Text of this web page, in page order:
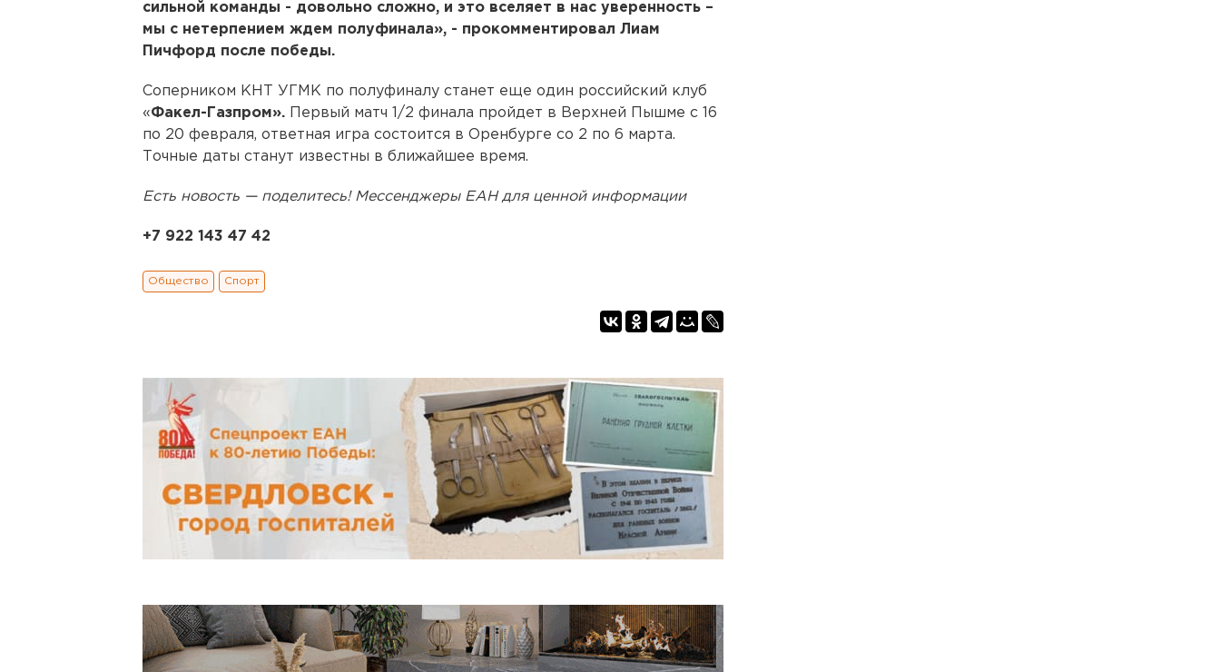
сильной команды - довольно сложно, и это вселяет в нас уверенность –
мы с нетерпением ждем полуфинала», - прокомментировал Лиам
Пичфорд после победы.
Соперником КНТ УГМК по полуфиналу станет еще один российский клуб
«Факел-Газпром». Первый матч 1/2 финала пройдет в Верхней Пышме с 16
по 20 февраля, ответная игра состоится в Оренбурге со 2 по 6 марта.
Точные даты станут известны в ближайшее время.
Есть новость — поделитесь! Мессенджеры ЕАН для ценной информации
+7 922 143 47 42
Общество Спорт